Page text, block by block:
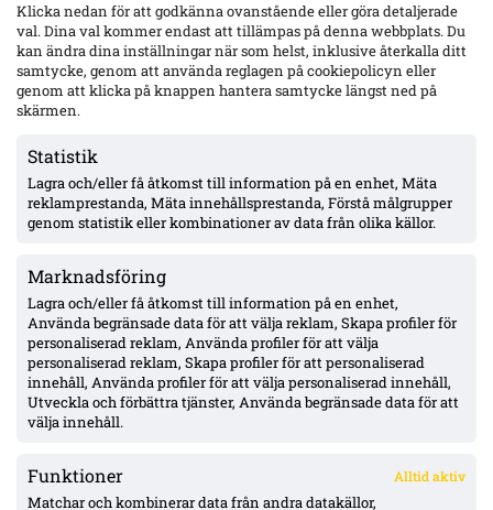
Klicka nedan för att godkänna ovanstående eller göra detaljerade
val. Dina val kommer endast att tillämpas på denna webbplats. Du
kan ändra dina inställningar när som helst, inklusive återkalla ditt
samtycke, genom att använda reglagen på cookiepolicyn eller
genom att klicka på knappen hantera samtycke längst ned på
skärmen.
Statistik
Lagra och/eller få åtkomst till information på en enhet, Mäta
reklamprestanda, Mäta innehållsprestanda, Förstå målgrupper
genom statistik eller kombinationer av data från olika källor.
Marknadsföring
Lagra och/eller få åtkomst till information på en enhet,
Använda begränsade data för att välja reklam, Skapa profiler för
personaliserad reklam, Använda profiler för att välja
personaliserad reklam, Skapa profiler för att personaliserad
innehåll, Använda profiler för att välja personaliserad innehåll,
Utveckla och förbättra tjänster, Använda begränsade data för att
välja innehåll.
Funktioner Alltid aktiv
Matchar och kombinerar data från andra datakällor,
bortdömt och Rydström hyllas inför returen
Isak Dahlqvist hattrick – Tromsø 5–0 borta mot CFR Cluj i
Officiellt: Djurgården värvar Sander Finjord Ringberg – 15
assist på 13 matcher i Hönefoss, kontrakt till juni 2031
Officiellt: Stefano Vecchia lämnar Malmö FF – två SM-guld och
ett cupguld i bagaget
IFK Göteborg 0–1 mot Gent: Goores firande utlöste bråk – VAR-
ilska och heta scener inför returen
ÖVERSIKT